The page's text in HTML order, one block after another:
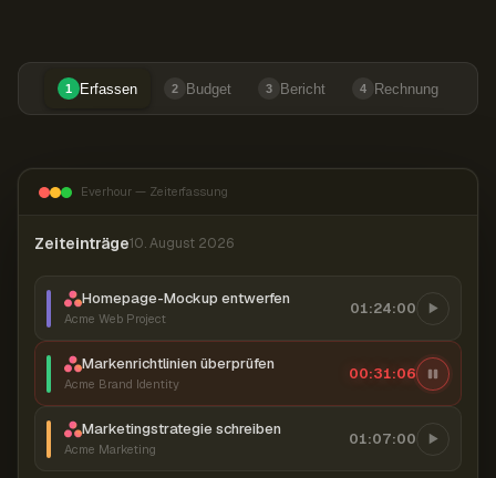
1 Erfassen 2 Budget 3 Bericht 4 Rechnung
Everhour — Zeiterfassung
Zeiteinträge10. August 2026
Homepage-Mockup entwerfen
Acme Web Project
01:24:00
Markenrichtlinien überprüfen
Acme Brand Identity
00:31:07
Marketingstrategie schreiben
Acme Marketing
01:07:00